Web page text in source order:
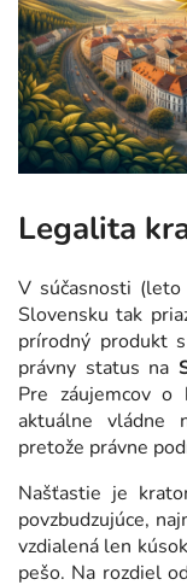
Legalita
V súčasnosti
Slovensku tak
prírodný produkt
právny status na
Pre záujemcov
aktuálne vládne
pretože právne
Našťastie je
povzbudzujúce,
vzdialená len
pešo. Na rozdiel